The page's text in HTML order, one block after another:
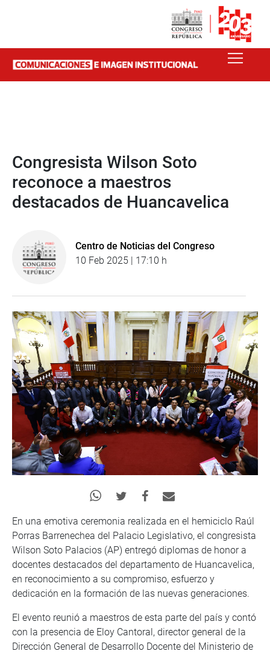
Congresista Wilson Soto
reconoce a maestros
destacados de Huancavelica
Centro de Noticias del Congreso
10 Feb 2025 | 17:10 h
En una emotiva ceremonia realizada en el hemiciclo Raúl
Porras Barrenechea del Palacio Legislativo, el congresista
Wilson Soto Palacios (AP) entregó diplomas de honor a
docentes destacados del departamento de Huancavelica,
en reconocimiento a su compromiso, esfuerzo y
dedicación en la formación de las nuevas generaciones.
El evento reunió a maestros de esta parte del país y contó
con la presencia de Eloy Cantoral, director general de la
Dirección General de Desarrollo Docente del Ministerio de